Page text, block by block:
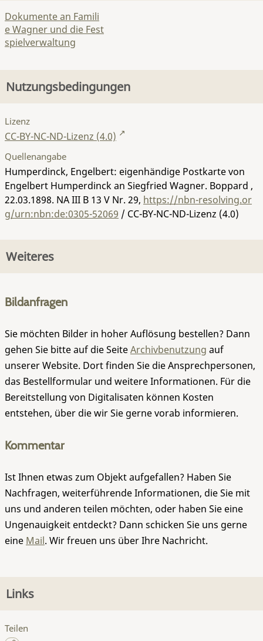
Dokumente an Famili
e Wagner und die Fest
spielverwaltung
Nutzungsbedingungen
Lizenz
CC-BY-NC-ND-Lizenz (4.0)
Quellenangabe
Humperdinck, Engelbert: eigenhändige Postkarte von
Engelbert Humperdinck an Siegfried Wagner. Boppard ,
22.03.1898. NA III B 13 V Nr. 29, https://nbn-resolving.or
g/urn:nbn:de:0305-52069 / CC-BY-NC-ND-Lizenz (4.0)
Weiteres
Bildanfragen
Sie möchten Bilder in hoher Auflösung bestellen? Dann
gehen Sie bitte auf die SeiteArchivbenutzung auf
unserer Website. Dort finden Sie die Ansprechpersonen,
das Bestellformular und weitere Informationen. Für die
Bereitstellung von Digitalisaten können Kosten
entstehen, über die wir Sie gerne vorab informieren.
Kommentar
Ist Ihnen etwas zum Objekt aufgefallen? Haben Sie
Nachfragen, weiterführende Informationen, die Sie mit
uns und anderen teilen möchten, oder haben Sie eine
Ungenauigkeit entdeckt? Dann schicken Sie uns gerne
eine Mail. Wir freuen uns über Ihre Nachricht.
Links
Teilen